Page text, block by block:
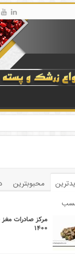
محبوبترین
مرکز صادرات
۱۴۰۰